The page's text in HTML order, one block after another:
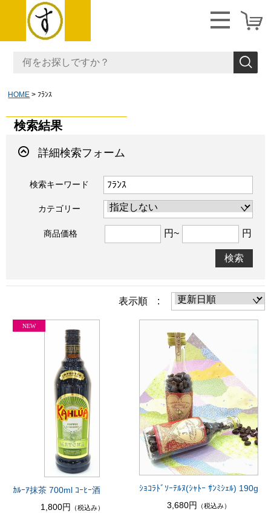
HOME ﾌﾗﾝｽ
検索結果
詳細検索フォーム
検索キーワード
カテゴリー
商品価格 円~ 円
検索
表示順 :
ｶﾙｰｱ抹茶 700ml ｺｰﾋｰ酒
1,800円
（税込み）
ｼｮｺﾗﾄﾞｿｰﾃﾙﾇ(ｼｬﾄｰ ｻﾝﾐｼｪﾙ) 190g
3,680円
（税込み）